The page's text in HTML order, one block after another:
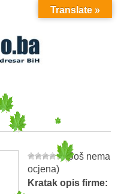
MENU
(Još nema
ocjena)
Kratak opis firme:
Translate »